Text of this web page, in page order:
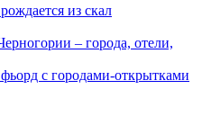
из скал
с городами-открытками